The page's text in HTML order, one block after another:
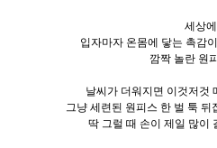
세상
입자마자 온몸에 닿는 촉감
깜짝 놀란 원
날씨가 더워지면 이것저것
그냥 세련된 원피스 한 벌 툭 뒤
딱 그럴 때 손이 제일 많이